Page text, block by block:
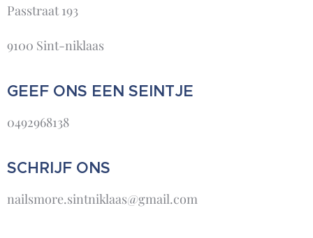
Passtraat 193
9100 Sint-niklaas
GEEF ONS EEN SEINTJE
0492968138
SCHRIJF ONS
nailsmore.sintniklaas@gmail.com